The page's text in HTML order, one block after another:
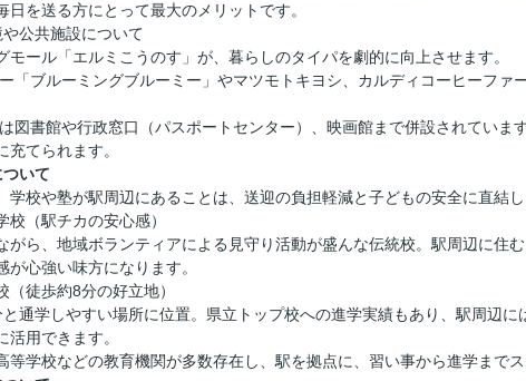
日を送る方にとって最大のメリットです。
公共施設について
モール「エルミこうのす」が、暮らしのタイパを劇的に向上させます。
「ブルーミングブルーミー」やマツモトキヨシ、カルディコーヒーファ
図書館や行政窓口（パスポートセンター）、映画館まで併設されてい
充てられます。
いて
学校や塾が駅周辺にあることは、送迎の負担軽減と子どもの安全に直結し
校（駅チカの安心感）
がら、地域ボランティアによる見守り活動が盛んな伝統校。駅周辺に住
心強い味方になります。
（徒歩約8分の好立地）
通学しやすい場所に位置。県立トップ校への進学実績もあり、駅周辺
用できます。
等学校などの教育機関が多数存在し、駅を拠点に、習い事から進学まで